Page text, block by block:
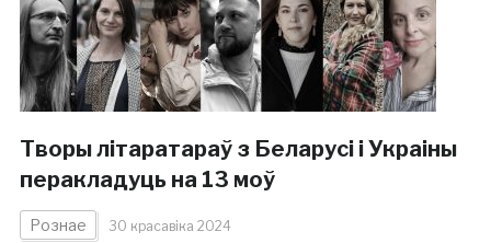
Творы літаратараў з Беларусі і Украіны
перакладуць на 13 моў
Рознае 30 красавіка 2024